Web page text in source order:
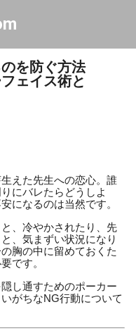
ンツに移動
を防ぐ方法
ェイス術と
えた先生への恋心。誰
にバレたらどうしよ
になるのは当然です。
、冷やかされたり、先
、気まずい状況になり
胸の中に留めておくた
です。
し通すためのポーカー
がちなNG行動について